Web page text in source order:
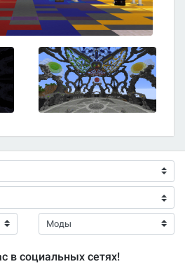
в социальных сетях!